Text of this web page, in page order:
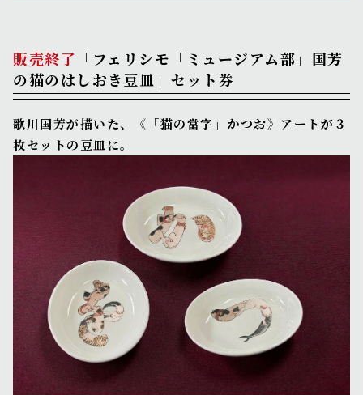
販売終了 「フェリシモ「ミュージアム部」国芳
の猫のはしおき豆皿」セット券
歌川国芳が描いた、《「猫の當字」かつお》アートが３
枚セットの豆皿に。